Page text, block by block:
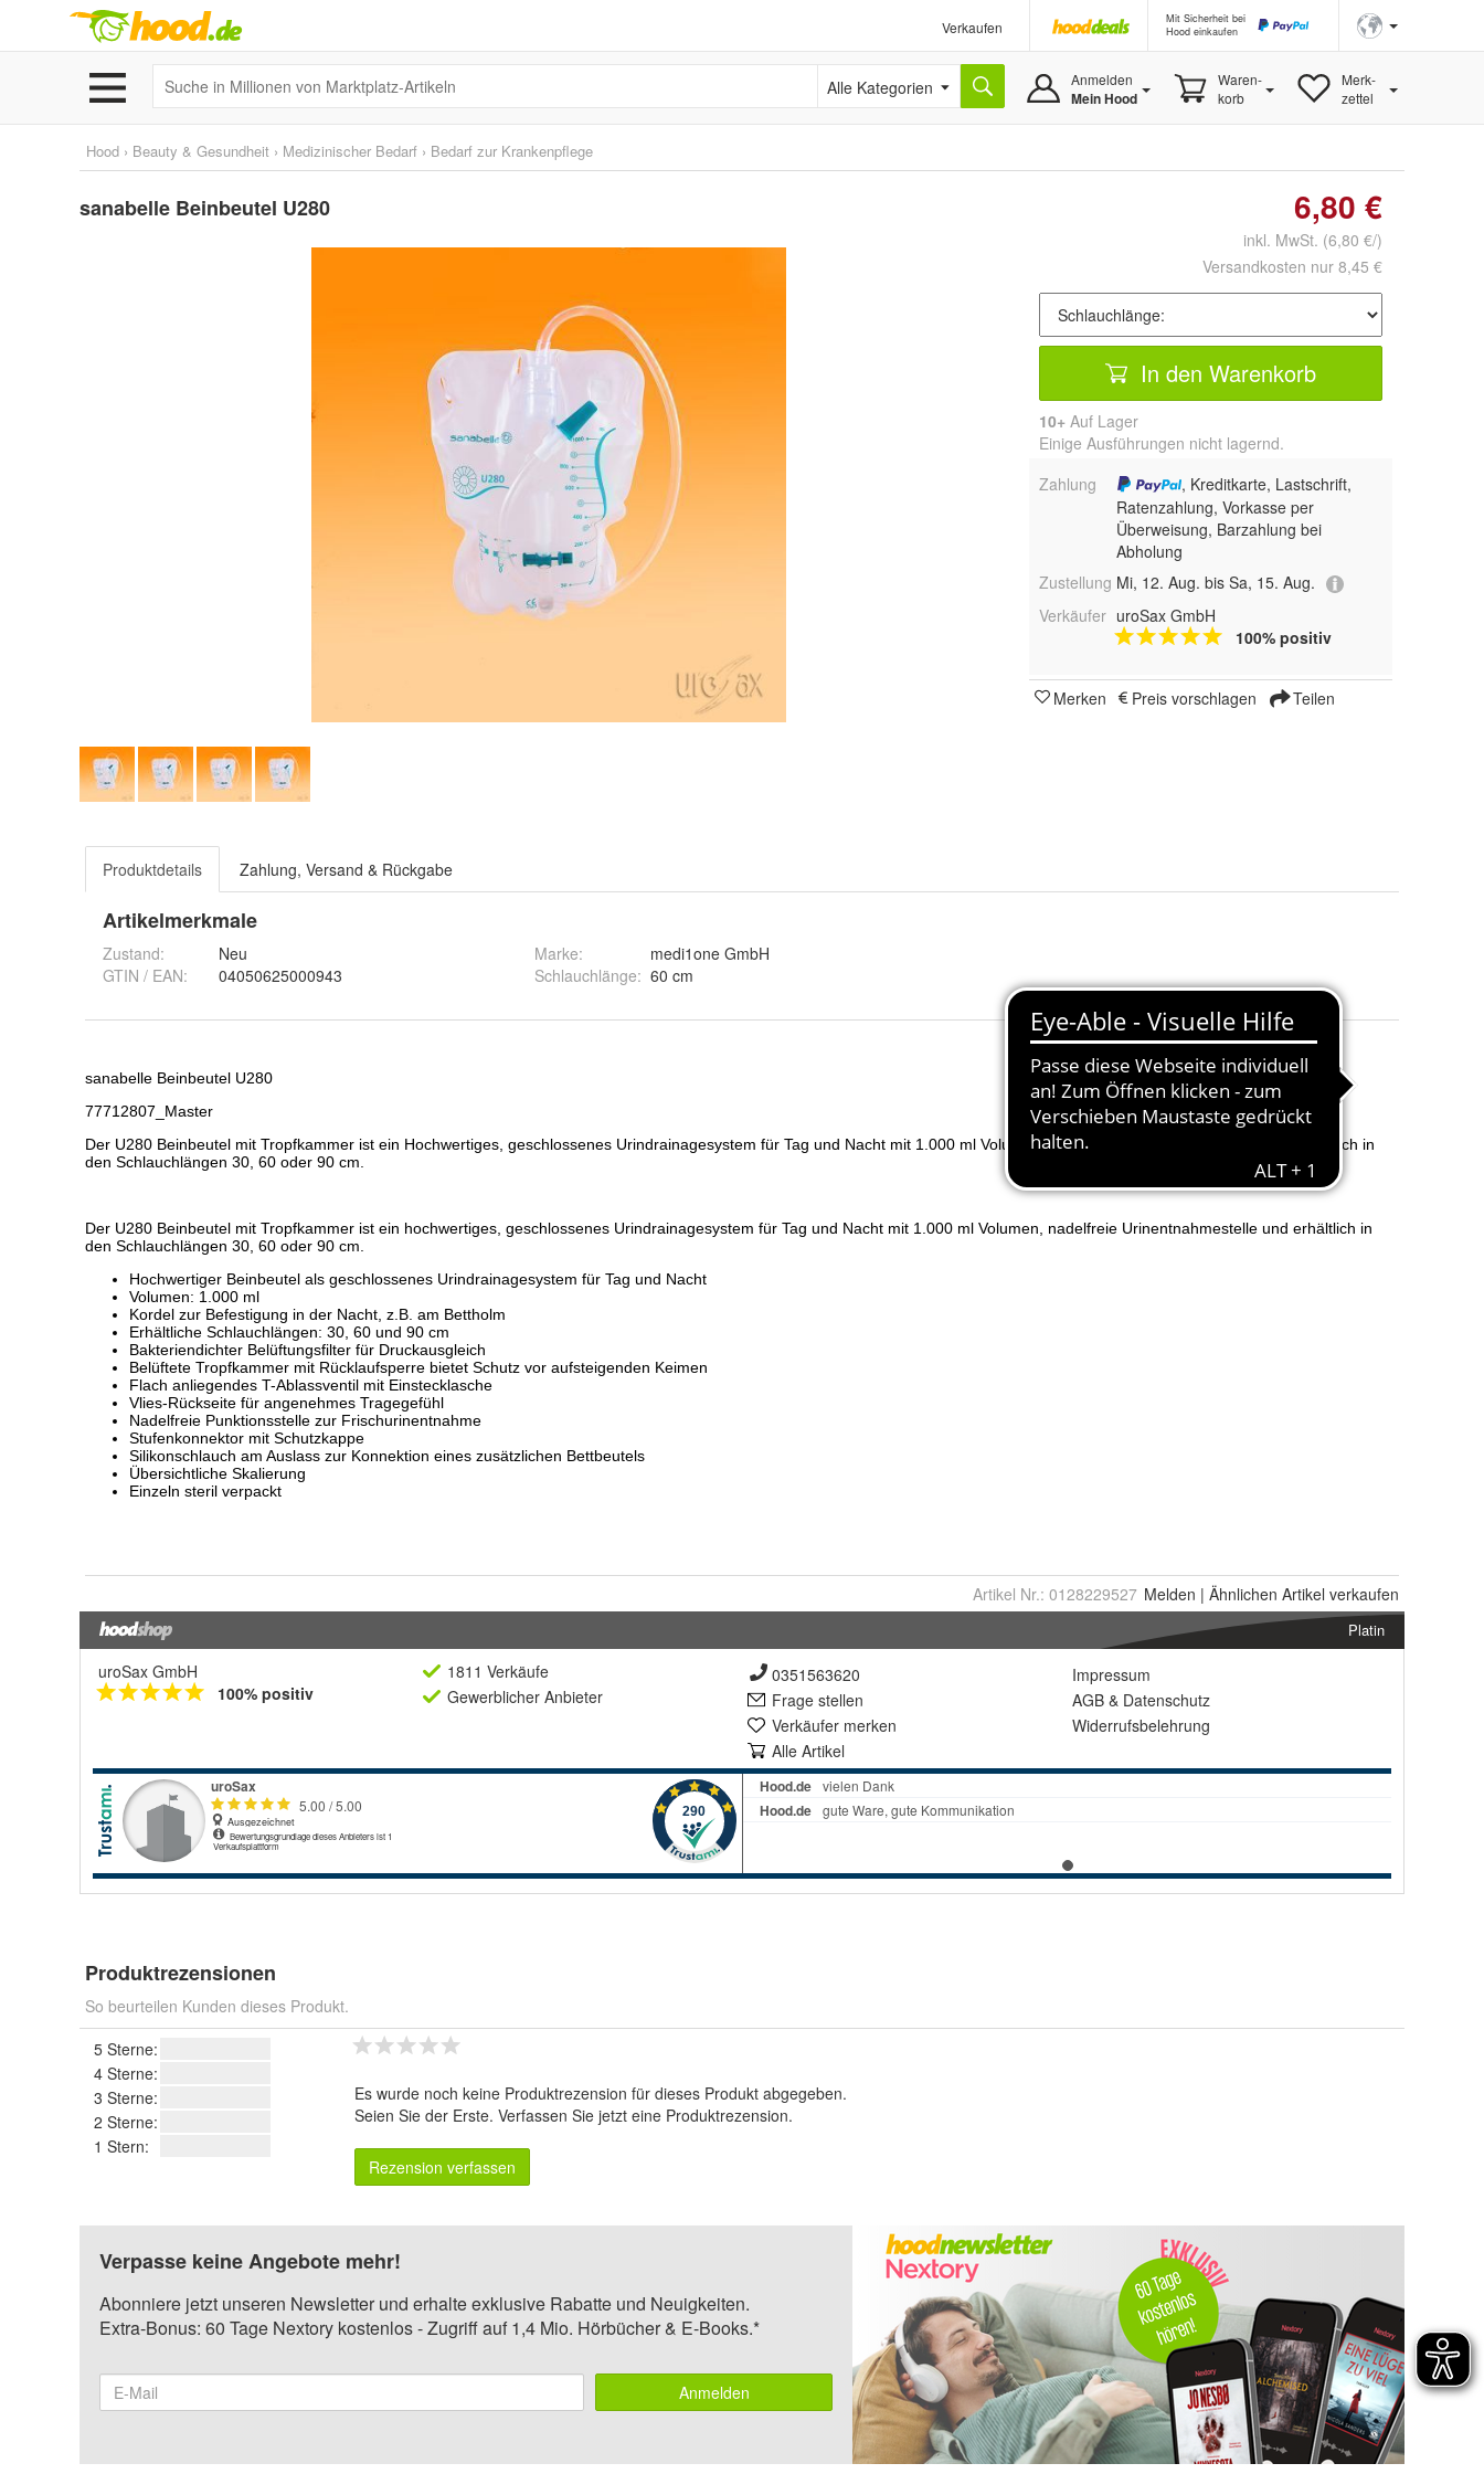
Verkaufen
Mit Sicherheit bei
Hood einkaufen
Alle Kategorien Anmelden
Mein Hood
Waren-
korb
Merk-
zettel
Hood › Beauty & Gesundheit › Medizinischer Bedarf › Bedarf zur Krankenpflege
sanabelle Beinbeutel U280 6,80 €
inkl. MwSt. (6,80 €/)
Versandkosten nur 8,45 €
In den Warenkorb
10+ Auf Lager
Einige Ausführungen nicht lagernd.
Zahlung
, Kreditkarte, Lastschrift,
Ratenzahlung, Vorkasse per
Überweisung, Barzahlung bei
Abholung
Zustellung Mi, 12. Aug. bis Sa, 15. Aug.
Verkäufer uroSax GmbH
100% positiv
Merken Preis vorschlagen Teilen
Produktdetails Zahlung, Versand & Rückgabe
Artikelmerkmale
Zustand:
Neu
GTIN / EAN:
04050625000943
Marke:
medi1one GmbH
Schlauchlänge: 60 cm
Artikel Nr.: 0128229527 Melden | Ähnlichen Artikel verkaufen
Platin
uroSax GmbH
100% positiv
1811 Verkäufe
Gewerblicher Anbieter
0351563620
Frage stellen
Verkäufer merken
Alle Artikel
Impressum
AGB & Datenschutz
Widerrufsbelehrung
Produktrezensionen
So beurteilen Kunden dieses Produkt.
5 Sterne:
4 Sterne:
3 Sterne:
2 Sterne:
1 Stern:
Es wurde noch keine Produktrezension für dieses Produkt abgegeben.
Seien Sie der Erste. Verfassen Sie jetzt eine Produktrezension.
Rezension verfassen
Verpasse keine Angebote mehr!
Abonniere jetzt unseren Newsletter und erhalte exklusive Rabatte und Neuigkeiten.
Extra-Bonus: 60 Tage Nextory kostenlos - Zugriff auf 1,4 Mio. Hörbücher & E-Books.*
Anmelden